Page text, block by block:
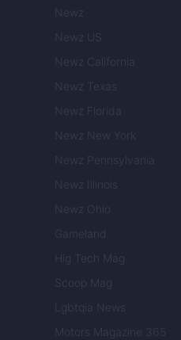
Newz
Newz US
Newz California
Newz Texas
Newz Florida
Newz New York
Newz Pennsylvania
Newz Illinois
Newz Ohio
Gameland
Hig Tech Mag
Scoop Mag
Lgbtqia News
Motors Magazine 365